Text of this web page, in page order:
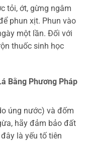
tỏi, ớt, gừng ngâm
phun xịt. Phun vào
một lần. Đối với
thuốc sinh học
Bằng Phương Pháp
úng nước) và đốm
hãy đảm bảo đất
là yếu tố tiên